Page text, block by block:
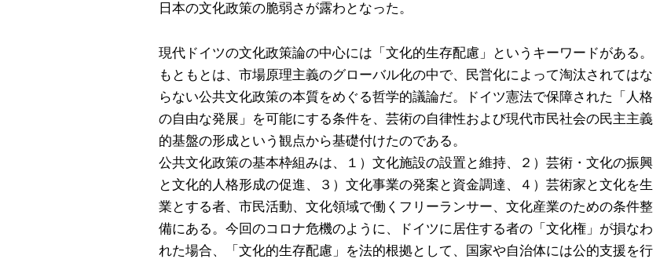
日本の文化政策の脆弱さが露わとなった。
現代ドイツの文化政策論の中心には「文化的生存配慮」というキーワードがある。
もともとは、市場原理主義のグローバル化の中で、民営化によって淘汰されてはな
らない公共文化政策の本質をめぐる哲学的議論だ。ドイツ憲法で保障された「人格
の自由な発展」を可能にする条件を、芸術の自律性および現代市民社会の民主主義
的基盤の形成という観点から基礎付けたのである。
公共文化政策の基本枠組みは、１）文化施設の設置と維持、２）芸術・文化の振興
と文化的人格形成の促進、３）文化事業の発案と資金調達、４）芸術家と文化を生
業とする者、市民活動、文化領域で働くフリーランサー、文化産業のための条件整
備にある。今回のコロナ危機のように、ドイツに居住する者の「文化権」が損なわ
れた場合、「文化的生存配慮」を法的根拠として、国家や自治体には公的支援を行